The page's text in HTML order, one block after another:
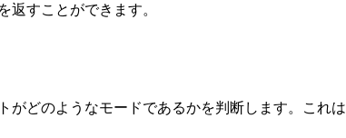
返すことができます。
がどのようなモードであるかを判断します。これは